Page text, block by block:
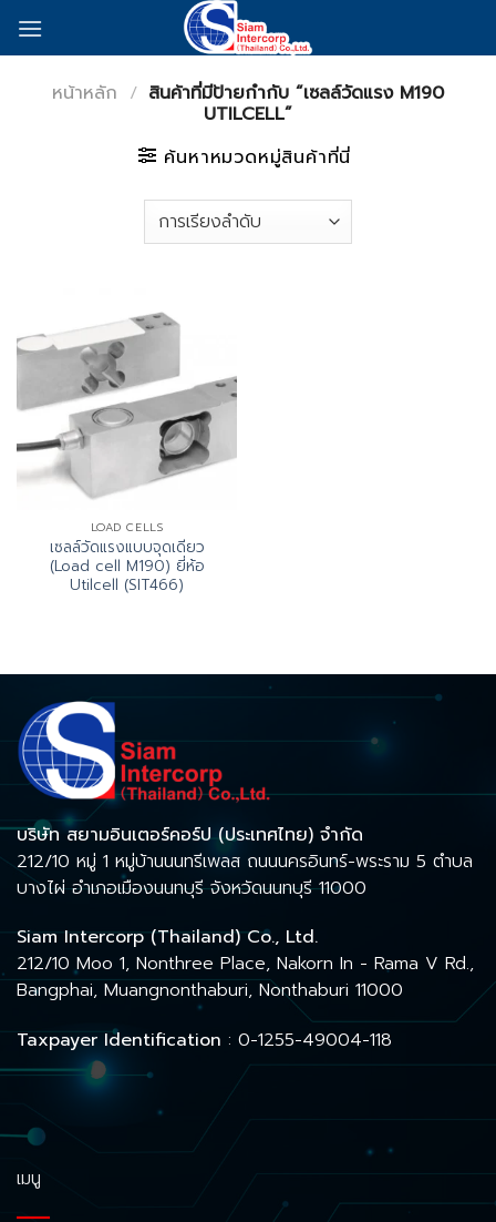
หน้าหลัก / สินค้าที่มีป้ายกำกับ “เซลล์วัดแรง M190
UTILCELL”
ค้นหาหมวดหมู่สินค้าที่นี่
LOAD CELLS
เซลล์วัดแรงแบบจุดเดียว
(Load cell M190) ยี่ห้อ
Utilcell (SIT466)
บริษัท สยามอินเตอร์คอร์ป (ประเทศไทย) จำกัด
212/10 หมู่ 1 หมู่บ้านนนทรีเพลส ถนนนครอินทร์-พระราม 5 ตำบล
บางไผ่ อำเภอเมืองนนทบุรี จังหวัดนนทบุรี 11000
Siam Intercorp (Thailand) Co., Ltd.
212/10 Moo 1, Nonthree Place, Nakorn In - Rama V Rd.,
Bangphai, Muangnonthaburi, Nonthaburi 11000
Taxpayer Identification : 0-1255-49004-118
เมนู